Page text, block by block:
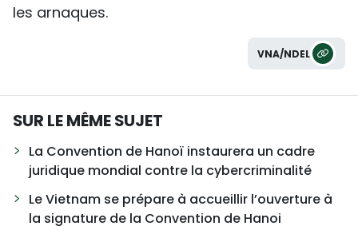
les arnaques.
VNA/NDEL
SUR LE MÊME SUJET
La Convention de Hanoï instaurera un cadre
juridique mondial contre la cybercriminalité
Le Vietnam se prépare à accueillir l’ouverture à
la signature de la Convention de Hanoi